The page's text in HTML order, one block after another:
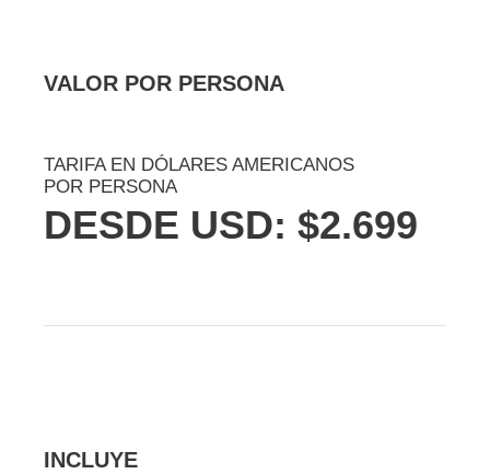
VALOR POR PERSONA
TARIFA EN DÓLARES AMERICANOS
POR PERSONA
DESDE USD: $2.699
INCLUYE